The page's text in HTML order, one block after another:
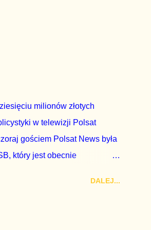
milionów złotych
w telewizji Polsat
gościem Polsat News była
który jest obecnie
DALEJ...